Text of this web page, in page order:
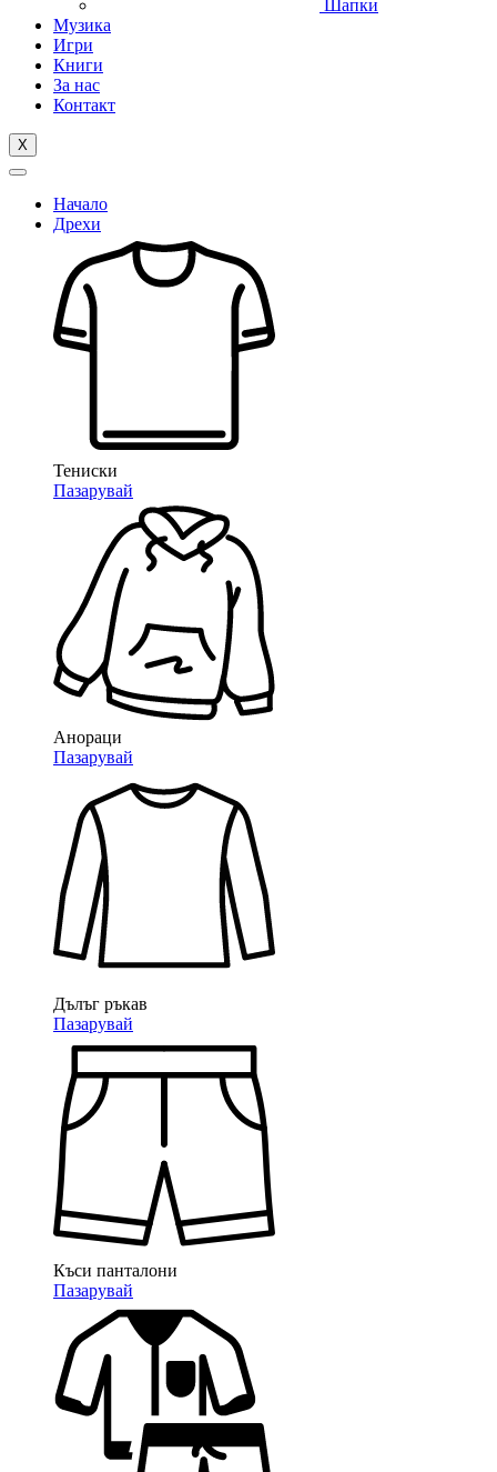
Шапки
Музика
Игри
Книги
За нас
Контакт
X
Начало
Дрехи
Тениски
Пазарувай
Анораци
Пазарувай
Дълъг ръкав
Пазарувай
Къси панталони
Пазарувай